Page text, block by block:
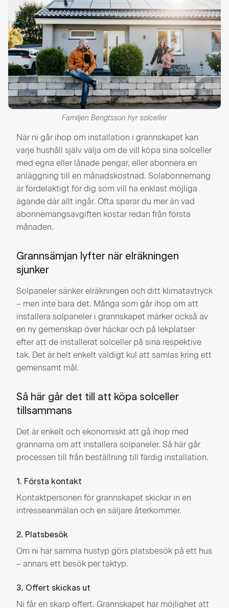
Familjen Bengtsson hyr solceller
När ni går ihop om installation i grannskapet kan
varje hushåll själv välja om de vill köpa sina solceller
med egna eller lånade pengar, eller abonnera en
anläggning till en månadskostnad. Solabonnemang
är fördelaktigt för dig som vill ha enklast möjliga
ägande där allt ingår. Ofta sparar du mer än vad
abonnemangsavgiften kostar redan från första
månaden.
Grannsämjan lyfter när elräkningen
sjunker
Solpaneler sänker elräkningen och ditt klimatavtryck
– men inte bara det. Många som går ihop om att
installera solpaneler i grannskapet märker också av
en ny gemenskap över häckar och på lekplatser
efter att de installerat solceller på sina respektive
tak. Det är helt enkelt väldigt kul att samlas kring ett
gemensamt mål.
Så här går det till att köpa solceller
tillsammans
Det är enkelt och ekonomiskt att gå ihop med
grannarna om att installera solpaneler. Så här går
processen till från beställning till färdig installation.
1. Första kontakt
Kontaktpersonen för grannskapet skickar in en
intresseanmälan och en säljare återkommer.
2. Platsbesök
Om ni har samma hustyp görs platsbesök på ett hus
– annars ett besök per taktyp.
3. Offert skickas ut
Ni får en skarp offert. Grannskapet har möjlighet att